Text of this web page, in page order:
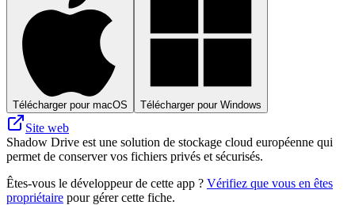
Télécharger pour macOS Télécharger pour Windows
Site web
Shadow Drive est une solution de stockage cloud européenne qui
permet de conserver vos fichiers privés et sécurisés.
Êtes-vous le développeur de cette app ? Vérifiez que vous en êtes
propriétaire pour gérer cette fiche.